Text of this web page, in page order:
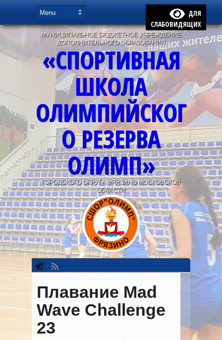
ДЛЯ
СЛАБОВИДЯЩИХ
МУНИЦИПАЛЬНОЕ БЮДЖЕТНОЕ УЧРЕЖДЕНИЕ
ДОПОЛНИТЕЛЬНОГО ОБРАЗОВАНИЯ
«СПОРТИВНАЯ
ШКОЛА
ОЛИМПИЙСКОГ
О РЕЗЕРВА
ОЛИМП»
ГОРОДСКОГО ОКРУГА ФРЯЗИНО МОСКОВСКОЙ
ОБЛАСТИ
Плавание Mad
Wave Challenge
23